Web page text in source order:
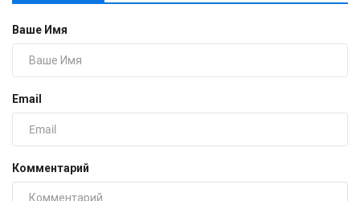
Ваше Имя
Email
Комментарий